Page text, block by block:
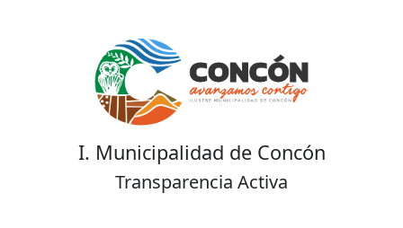
I. Municipalidad de Concón
Transparencia Activa